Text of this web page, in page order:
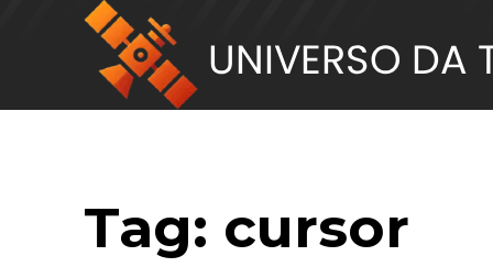
Tag: cursor